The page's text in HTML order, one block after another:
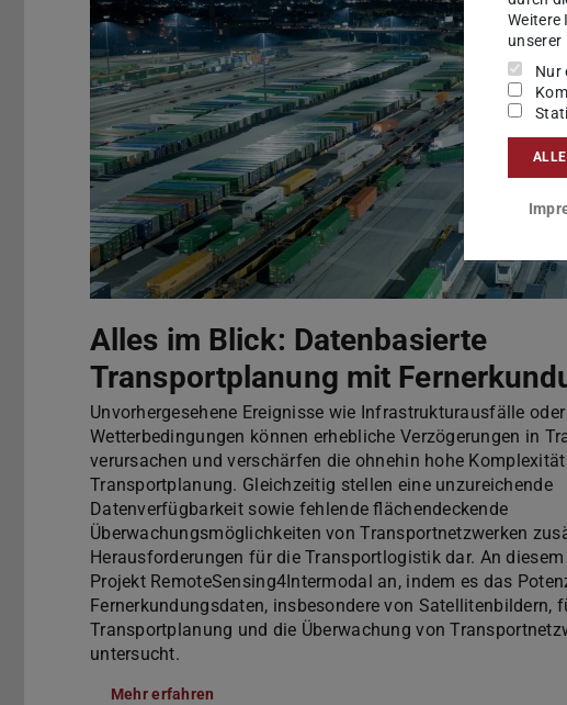
Alles im Blick: Datenbasierte
Transportplanung mit
Unvorhergesehene Ereignisse wie Infrastrukturausfälle
Wetterbedingungen können erhebliche Verzögerungen in
verursachen und verschärfen die ohnehin hohe
Transportplanung. Gleichzeitig stellen eine unzureichende
Datenverfügbarkeit sowie fehlende flächendeckende
Überwachungsmöglichkeiten von Transportnetzwerken
Herausforderungen für die Transportlogistik dar. An
Projekt RemoteSensing4Intermodal an, indem es das
Fernerkundungsdaten, insbesondere von Satellitenbildern,
Transportplanung und die Überwachung von
untersucht.
Mehr erfahren
Weitere
unserer
Nur